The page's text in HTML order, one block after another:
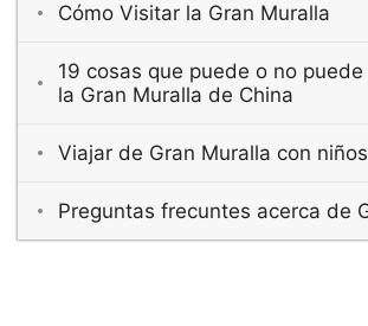
Cómo Visitar la Gran Muralla
19 cosas que puede o no
la Gran Muralla de China
Viajar de Gran Muralla con niños
Preguntas frecuntes acerca de